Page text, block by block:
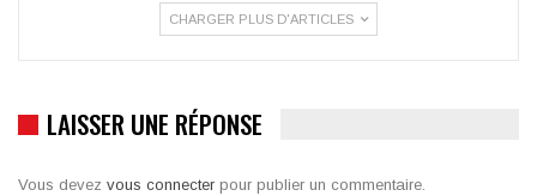
CHARGER PLUS D'ARTICLES
LAISSER UNE RÉPONSE
Vous devez vous connecter pour publier un commentaire.